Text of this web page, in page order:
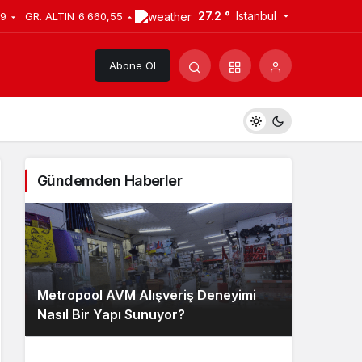
GR. ALTIN 6.660,55 27.2 ° Istanbul
Abone Ol
Gündemden Haberler
Metropool AVM Alışveriş Deneyimi
Nasıl Bir Yapı Sunuyor?